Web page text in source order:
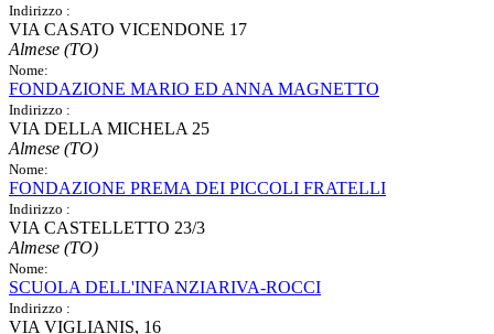
Indirizzo :
VIA CASATO VICENDONE 17
Almese (TO)
Nome:
FONDAZIONE MARIO ED ANNA MAGNETTO
Indirizzo :
VIA DELLA MICHELA 25
Almese (TO)
Nome:
FONDAZIONE PREMA DEI PICCOLI FRATELLI
Indirizzo :
VIA CASTELLETTO 23/3
Almese (TO)
Nome:
SCUOLA DELL'INFANZIARIVA-ROCCI
Indirizzo :
VIA VIGLIANIS, 16